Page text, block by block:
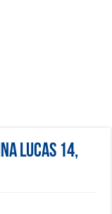
Lucas 14,